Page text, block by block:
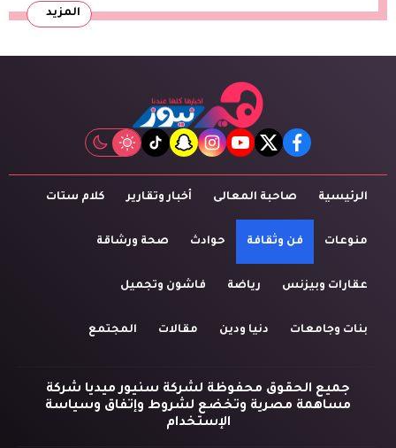
المزيد
facebook
twitter
youtube
instagram
snapchat
tiktok
الرئيسية صاحبة المعالى أخبار وتقارير كلام ستات
منوعات فن وثقافة حوادث صحة ورشاقة
عقارات وبيزنس رياضة فاشون وتجميل
بنات وجامعات دنيا ودين مقالات المجتمع
جميع الحقوق محفوظة لشركة سنيور ميديا شركة
مساهمة مصرية وتخضع لشروط وإتفاق وسياسة
الإستخدام